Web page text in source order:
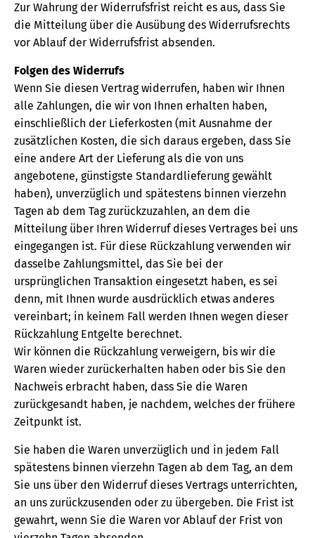
Zur Wahrung der Widerrufsfrist reicht es aus, dass Sie
die Mitteilung über die Ausübung des Widerrufsrechts
vor Ablauf der Widerrufsfrist absenden.
Folgen des Widerrufs
Wenn Sie diesen Vertrag widerrufen, haben wir Ihnen
alle Zahlungen, die wir von Ihnen erhalten haben,
einschließlich der Lieferkosten (mit Ausnahme der
zusätzlichen Kosten, die sich daraus ergeben, dass Sie
eine andere Art der Lieferung als die von uns
angebotene, günstigste Standardlieferung gewählt
haben), unverzüglich und spätestens binnen vierzehn
Tagen ab dem Tag zurückzuzahlen, an dem die
Mitteilung über Ihren Widerruf dieses Vertrages bei uns
eingegangen ist. Für diese Rückzahlung verwenden wir
dasselbe Zahlungsmittel, das Sie bei der
ursprünglichen Transaktion eingesetzt haben, es sei
denn, mit Ihnen wurde ausdrücklich etwas anderes
vereinbart; in keinem Fall werden Ihnen wegen dieser
Rückzahlung Entgelte berechnet.
Wir können die Rückzahlung verweigern, bis wir die
Waren wieder zurückerhalten haben oder bis Sie den
Nachweis erbracht haben, dass Sie die Waren
zurückgesandt haben, je nachdem, welches der frühere
Zeitpunkt ist.
Sie haben die Waren unverzüglich und in jedem Fall
spätestens binnen vierzehn Tagen ab dem Tag, an dem
Sie uns über den Widerruf dieses Vertrags unterrichten,
an uns zurückzusenden oder zu übergeben. Die Frist ist
gewahrt, wenn Sie die Waren vor Ablauf der Frist von